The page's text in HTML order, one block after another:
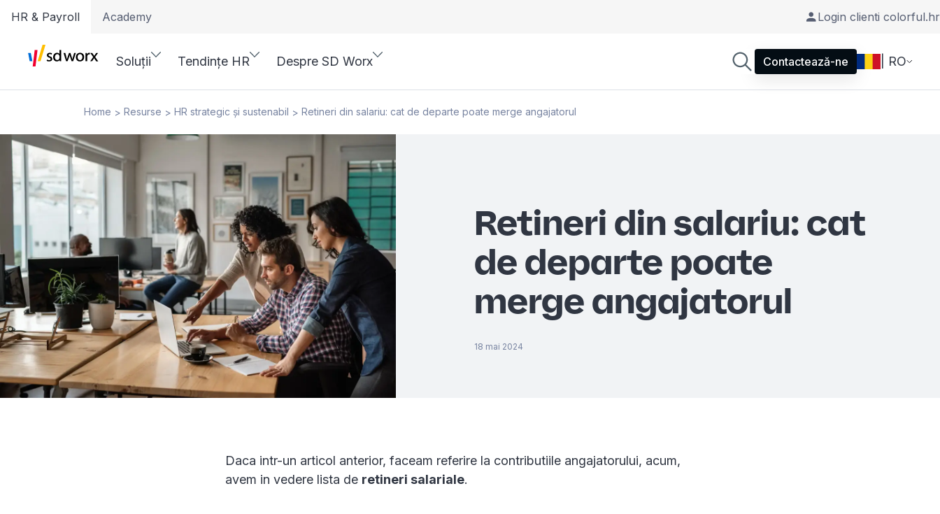
HR & Payroll Academy Login clienti colorful.hr
Soluții Tendințe HR Despre SD Worx Contactează-ne | RO
Home > Resurse > HR strategic și sustenabil > Retineri din salariu: cat de departe poate merge angajatorul
Retineri din salariu: cat
de departe poate
merge angajatorul
18 mai 2024
Daca intr-un articol anterior, faceam referire la contributiile angajatorului, acum,
avem in vedere lista de retineri salariale.